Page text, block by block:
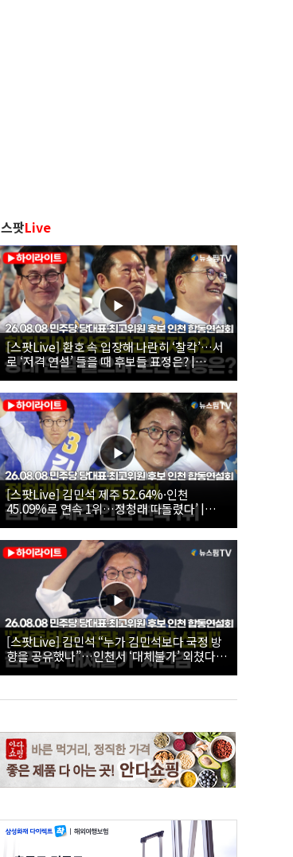
스팟Live
[스팟Live] 환호 속 입장해 나란히 ‘찰칵’…서
로 ‘저격 연설’ 들을 때 후보들 표정은? |
26.08.08 더불어민주당 당대표·최고위원 후
보 인천 합동연설회
[스팟Live] 김민석 제주 52.64%·인천
45.09%로 연속 1위…정청래 따돌렸다’ |
26.08.08 더불어민주당 당대표·최고위원 후
보 인천 합동연설회
[스팟Live] 김민석 “누가 김민석보다 국정 방
향을 공유했나”…인천서 ‘대체불가’ 외쳤다 |
26.08.08 더불어민주당 당대표·최고위원 후